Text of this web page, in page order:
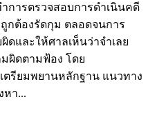
การตรวจสอบการดำเนินคดี
กต้องรัดกุม ตลอดจนการ
ดและให้ศาลเห็นว่าจำเลย
ผิดตามฟ้อง โดย
ตรียมพยานหลักฐาน แนวทาง
หา...